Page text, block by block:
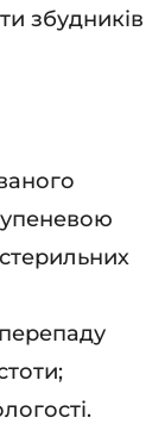
збудників